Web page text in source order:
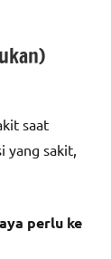
saat
yang sakit,
perlu ke